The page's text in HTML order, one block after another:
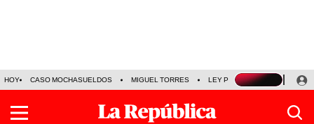
HOY CASO MOCHASUELDOS MIGUEL TORRES LEY PULPÍN PRECIO DEL